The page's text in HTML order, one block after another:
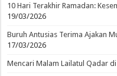
10 Hari Terakhir Ramadan:
19/03/2026
Buruh Antusias Terima Ajakan
17/03/2026
Mencari Malam Lailatul Qadar